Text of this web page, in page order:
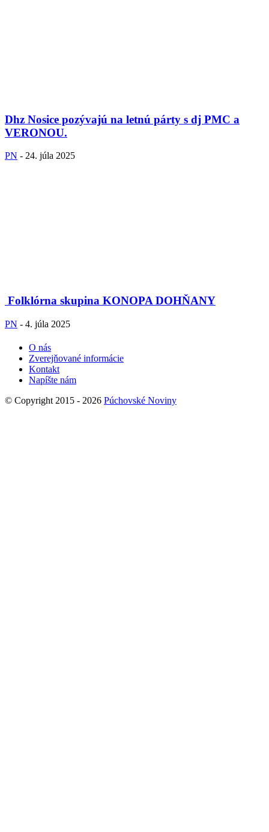
Dhz Nosice pozývajú na letnú párty s dj PMC a
VERONOU.
PN - 24. júla 2025
Folklórna skupina KONOPA DOHŇANY
PN - 4. júla 2025
O nás
Zverejňované informácie
Kontakt
Napíšte nám
© Copyright 2015 - 2026 Púchovské Noviny